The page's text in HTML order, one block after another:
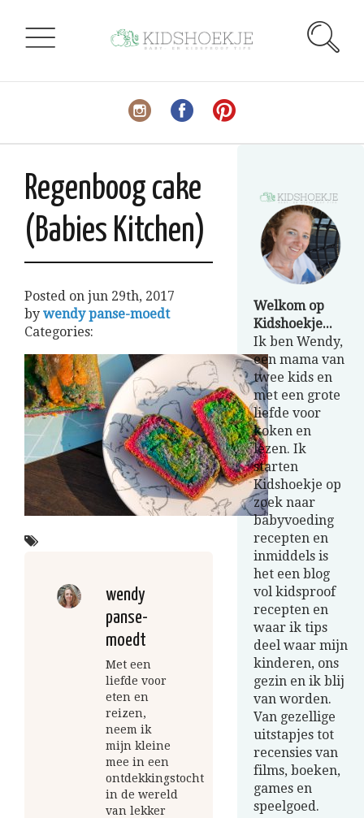
Regenboog cake
(Babies Kitchen)
Posted on jun 29th, 2017
by wendy panse-moedt
Categories:
wendy
panse-
moedt
Met een
liefde voor
eten en
reizen,
neem ik
mijn kleine
mee in een
ontdekkingstocht
in de wereld
van lekker
Welkom op
Kidshoekje...
Ik ben Wendy,
een mama van
twee kids en
met een grote
liefde voor
koken en
lezen. Ik
starten
Kidshoekje op
zoek naar
babyvoeding
recepten en
inmiddels is
het een blog
vol kidsproof
recepten en
waar ik tips
deel waar mijn
kinderen, ons
gezin en ik blij
van worden.
Van gezellige
uitstapjes tot
recensies van
films, boeken,
games en
speelgoed.